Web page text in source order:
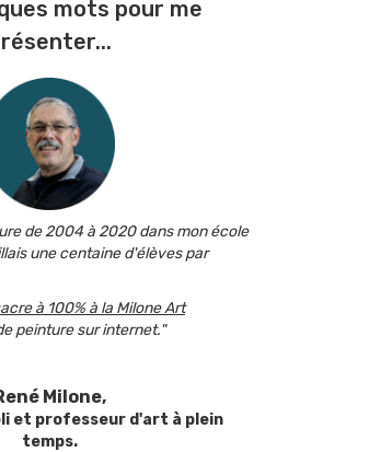
mots pour me
de 2004 à 2020 dans mon école
une centaine d'élèves par
à 100% à la Milone Art
peinture sur internet."
Milone,
et professeur d'art à plein
temps.